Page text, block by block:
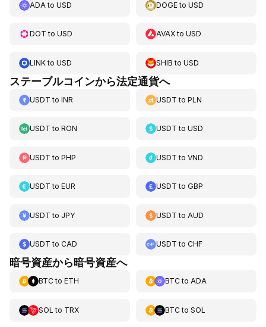
ADA to USD DOGEtoUSD
DOT to USD AVAXtoUSD
LINKto USD SHIB toUSD
ステーブルコインから法定通貨へ
USDT to INR USDT toPLN
USDT to RON USDT toUSD
USDT to PHP USDT toVND
USDT to EUR USDT toGBP
USDT to JPY USDT to AUD
USDT to CAD USDT toCHF
暗号資産から暗号資産へ
BTCto ETH BTCto ADA
SOL to TRX BTCto SOL